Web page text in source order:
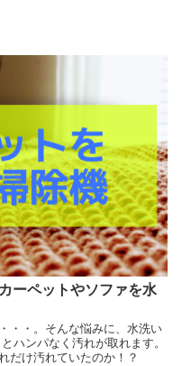
ーペットやソファを水
・・。そんな悩みに、水洗い
ハンパなく汚れが取れます。
だけ汚れていたのか！？